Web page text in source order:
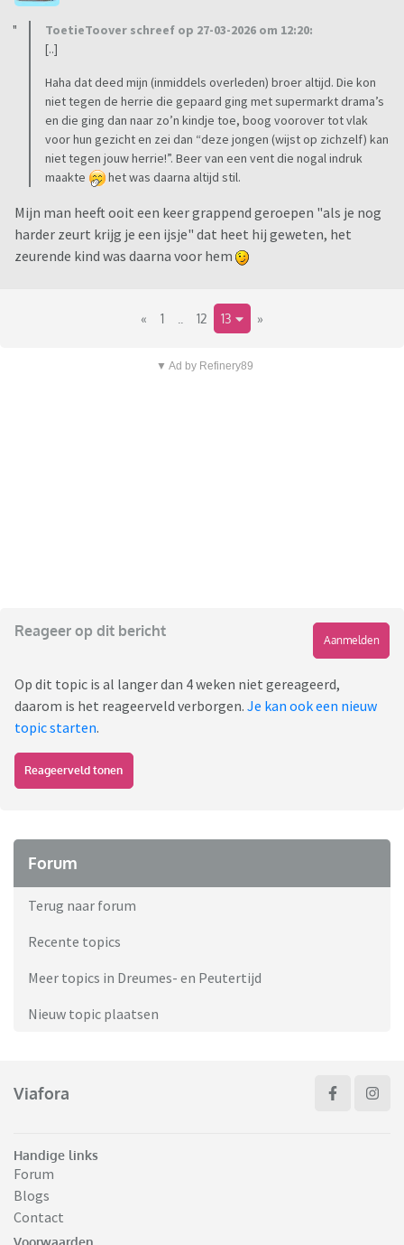
ToetieToover schreef op 27-03-2026 om 12:20:
[..]
Haha dat deed mijn (inmiddels overleden) broer altijd. Die kon
niet tegen de herrie die gepaard ging met supermarkt drama’s
en die ging dan naar zo’n kindje toe, boog voorover tot vlak
voor hun gezicht en zei dan “deze jongen (wijst op zichzelf) kan
niet tegen jouw herrie!”. Beer van een vent die nogal indruk
maakte
het was daarna altijd stil.
Mijn man heeft ooit een keer grappend geroepen "als je nog
harder zeurt krijg je een ijsje" dat heet hij geweten, het
zeurende kind was daarna voor hem
« 1 12 13 »
▼ Ad by Refinery89
Reageer op dit bericht
Aanmelden
Op dit topic is al langer dan 4 weken niet gereageerd,
daarom is het reageerveld verborgen. Je kan ook een nieuw
topic starten.
Reageerveld tonen
Forum
Terug naar forum
Recente topics
Meer topics in Dreumes- en Peutertijd
Nieuw topic plaatsen
Viafora
Handige links
Forum
Blogs
Contact